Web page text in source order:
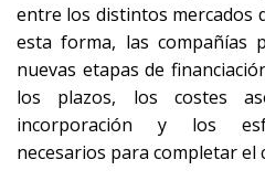
entre los distintos mercados
esta forma, las compañías
nuevas etapas de
los plazos, los costes
incorporación y los
necesarios para completar el